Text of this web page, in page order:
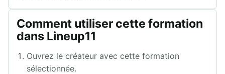
Comment utiliser cette formation
dans Lineup11
Ouvrez le créateur avec cette formation
sélectionnée.